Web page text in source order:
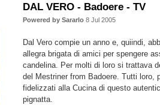
DAL VERO - Badoere - TV
Powered by Sararlo 8 Jul 2005
Dal Vero compie un anno e, quiindi,
allegra brigata di amici per spengere
candelina. Per molti di loro si trattava
del Mestriner from Badoere. Tutti loro,
fidelizzati alla Cucina di questo
pignatta.